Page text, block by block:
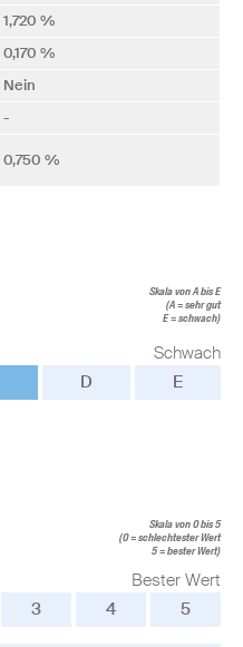
1,720 %
0,170 %
Nein
-
0,750 %
Skala von A bis E
(A = sehr gut
E = schwach)
Schwach
D E
Skala von 0 bis 5
(0 = schlechtester Wert
5 = bester Wert)
Bester Wert
3 4 5